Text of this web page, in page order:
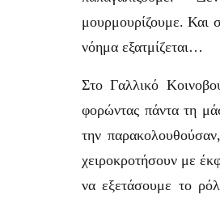
μουρμουρίζουμε. Και
νόημα εξατμίζεται…
Στο Γαλλικό
φορώντας πάντα τη
την
χειροκροτήσουν με
να εξετάσουμε το